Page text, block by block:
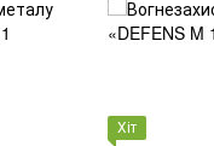
Хіт